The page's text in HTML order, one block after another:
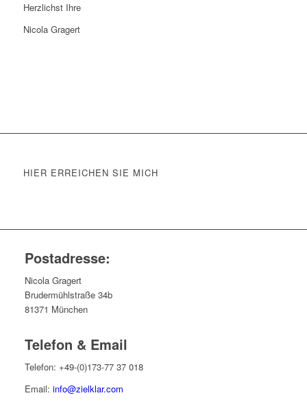
Herzlichst Ihre
Nicola Gragert
HIER ERREICHEN SIE MICH
Postadresse:
Nicola Gragert
Brudermühlstraße 34b
81371 München
Telefon & Email
Telefon: +49-(0)173-77 37 018
Email: info@zielklar.com